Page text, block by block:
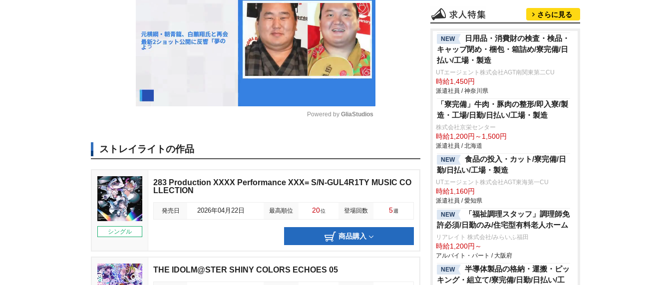
u
e
Powered by GliaStudios
ストレイライトの作品
シングル
283 Production XXXX Performance XXX= S/N-GUL4R1TY MUSIC CO
LLECTION
発売日 2026年04月22日 最高順位 20位 登場回数 5週
商品購入
THE IDOLM@STER SHINY COLORS ECHOES 05
さらに見る
NEW
日用品・消費財の検査・検品・
キャップ閉め・梱包・箱詰め/寮完備/日
払い/工場・製造
UTエージェント株式会社AGT南関東第二CU
時給1,450円
派遣社員 / 神奈川県
「寮完備」牛肉・豚肉の整形/即入寮/製
造・工場/日勤/日払い/工場・製造
株式会社京栄センター
時給1,200円～1,500円
派遣社員 / 北海道
NEW
食品の投入・カット/寮完備/日
勤/日払い/工場・製造
UTエージェント株式会社AGT東海第一CU
時給1,160円
派遣社員 / 愛知県
NEW
「福祉調理スタッフ」調理師免
許必須/日勤のみ/住宅型有料老人ホーム
リアレイト 株式会社/みらいふ福田
時給1,200円～
アルバイト・パート / 大阪府
NEW
半導体製品の格納・運搬・ピッ
キング・組立て/寮完備/日勤/日払い/工